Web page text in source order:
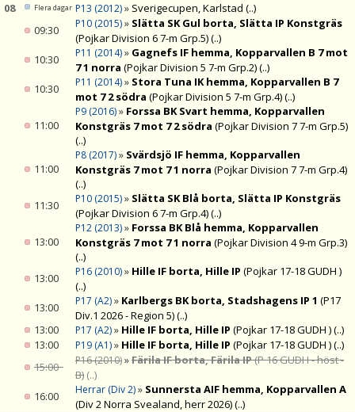
08
Flera dagar P13 (2012)» Sverigecupen, Karlstad (..)
09:30
P10 (2015)» Slätta SK Gul borta, Slätta IP Konstgräs
(Pojkar Division 6 7-m Grp.5)(..)
10:30
P11 (2014)» Gagnefs IF hemma, Kopparvallen B 7 mot
7 1 norra (Pojkar Division 5 7-m Grp.2)(..)
10:30
P11 (2014)» Stora Tuna IK hemma, Kopparvallen B 7
mot 7 2 södra (Pojkar Division 5 7-m Grp.4)(..)
11:00
P9 (2016)» Forssa BK Svart hemma, Kopparvallen
Konstgräs 7 mot 7 2 södra (Pojkar Division 7 7-m Grp.5)
(..)
11:00
P8 (2017)» Svärdsjö IF hemma, Kopparvallen
Konstgräs 7 mot 7 1 norra (Pojkar Division 7 7-m Grp.4)
(..)
11:30
P10 (2015)» Slätta SK Blå borta, Slätta IP Konstgräs
(Pojkar Division 6 7-m Grp.4)(..)
13:00
P12 (2013)» Forssa BK Blå hemma, Kopparvallen
Konstgräs 7 mot 7 1 norra (Pojkar Division 4 9-m Grp.3)
(..)
13:00
P16 (2010)» Hille IF borta, Hille IP (Pojkar 17-18 GUDH )
(..)
13:00
P17 (A2)» Karlbergs BK borta, Stadshagens IP 1 (P17
Div.1 2026 - Region 5)(..)
13:00
P17 (A2)» Hille IF borta, Hille IP (Pojkar 17-18 GUDH )(..)
13:00
P19 (A1)» Hille IF borta, Hille IP (Pojkar 17-18 GUDH )(..)
15:00
P16 (2010)»Färila IF borta, Färila IP(P 16 GUDH - höst -
B) (..)
16:00
Herrar (Div 2)» Sunnersta AIF hemma, Kopparvallen A
(Div 2 Norra Svealand, herr 2026)(..)